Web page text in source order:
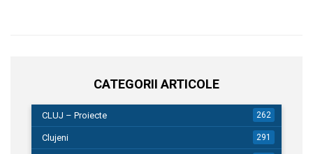
CATEGORII ARTICOLE
CLUJ – Proiecte 262
Clujeni 291